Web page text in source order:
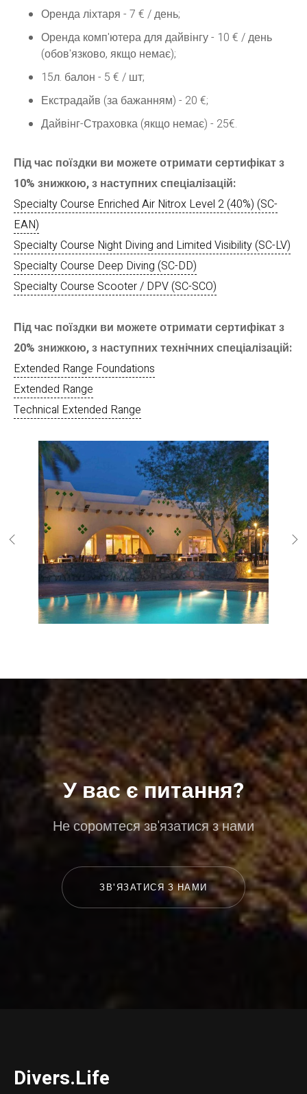
Оренда ліхтаря - 7 € / день;
Оренда комп'ютера для дайвінгу - 10 € / день
(обов'язково, якщо немає);
15л. балон - 5 € / шт;
Екстрадайв (за бажанням) - 20 €;
Дайвінг-Страховка (якщо немає) - 25€.
Під час поїздки ви можете отримати сертифікат з
10% знижкою, з наступних спеціалізацій:
Specialty Course Enriched Air Nitrox Level 2 (40%) (SC-
EAN)
Specialty Course Night Diving and Limited Visibility (SC-LV)
Specialty Course Deep Diving (SC-DD)
Specialty Course Scooter / DPV (SC-SCO)
Під час поїздки ви можете отримати сертифікат з
20% знижкою, з наступних технічних спеціалізацій:
Extended Range Foundations
Extended Range
Technical Extended Range
У вас є питання?
Не соромтеся зв'язатися з нами
ЗВ'ЯЗАТИСЯ З НАМИ
Divers.Life